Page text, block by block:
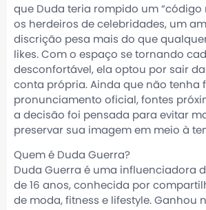
que Duda teria rompido um “código
os herdeiros de celebridades, um
discrição pesa mais do que
likes. Com o espaço se tornando
desconfortável, ela optou por sair
conta própria. Ainda que não tenha
pronunciamento oficial, fontes
a decisão foi pensada para evitar
preservar sua imagem em meio à
Quem é Duda Guerra?
Duda Guerra é uma influenciadora
de 16 anos, conhecida por
de moda, fitness e lifestyle. Ganhou